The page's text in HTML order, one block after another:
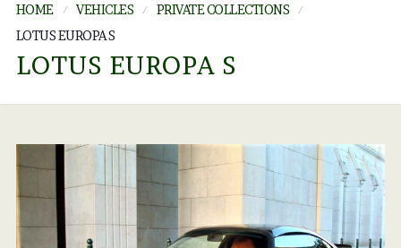
HOME VEHICLES
PRIVATE COLLECTIONS
LOTUS EUROPA S
LOTUS EUROPA S